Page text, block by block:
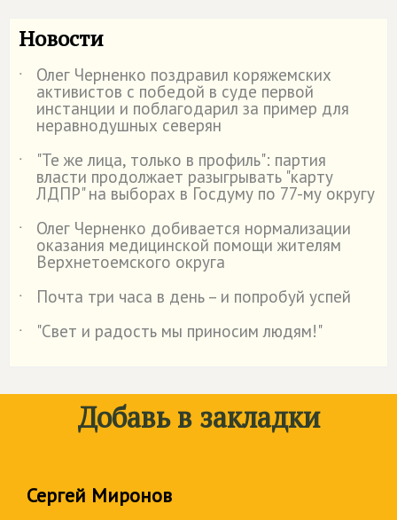
Новости
˙ Олег Черненко поздравил коряжемских
активистов с победой в суде первой
инстанции и поблагодарил за пример для
неравнодушных северян
˙
"Те же лица, только в профиль": партия
власти продолжает разыгрывать "карту
ЛДПР" на выборах в Госдуму по 77-му округу
˙
Олег Черненко добивается нормализации
оказания медицинской помощи жителям
Верхнетоемского округа
˙
Почта три часа в день – и попробуй успей
˙
"Свет и радость мы приносим людям!"
Добавь в закладки
Сергей Миронов